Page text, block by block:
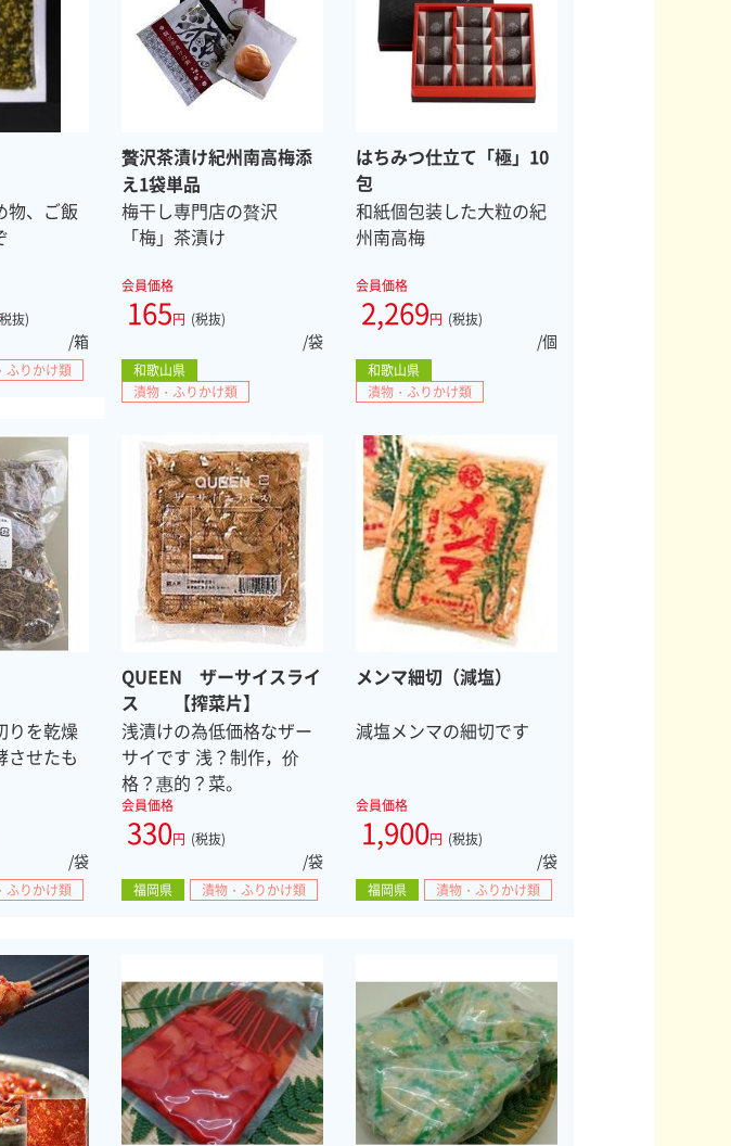
物、ご飯
抜)
/箱
ふりかけ類
贅沢茶漬け紀州南高梅添
え1袋単品
梅干し専門店の贅沢
「梅」茶漬け
会員価格
165円 (税抜)
/袋
和歌山県
漬物・ふりかけ類
はちみつ仕立て「極」10
包
和紙個包装した大粒の紀
州南高梅
会員価格
2,269円 (税抜)
/個
和歌山県
漬物・ふりかけ類
りを乾燥
させたも
/袋
ふりかけ類
QUEEN ザーサイスライ
ス 【搾菜片】
浅漬けの為低価格なザー
サイです 浅？制作，价
格？惠的？菜。
会員価格
330円 (税抜)
/袋
福岡県 漬物・ふりかけ類
メンマ細切（減塩）
減塩メンマの細切です
会員価格
1,900円 (税抜)
/袋
福岡県 漬物・ふりかけ類